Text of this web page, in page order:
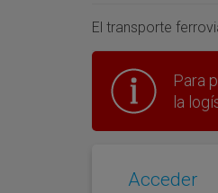
El transporte
Para
la
Acceder